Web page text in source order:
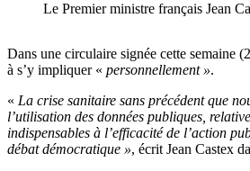
Le Premier ministre français Jean
Dans une circulaire signée cette semaine
à s’y impliquer « personnellement ».
« La crise sanitaire sans précédent que
l’utilisation des données publiques,
indispensables à l’efficacité de l’action
débat démocratique », écrit Jean Castex